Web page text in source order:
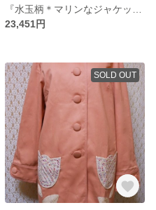
23,451円
SOLD OUT